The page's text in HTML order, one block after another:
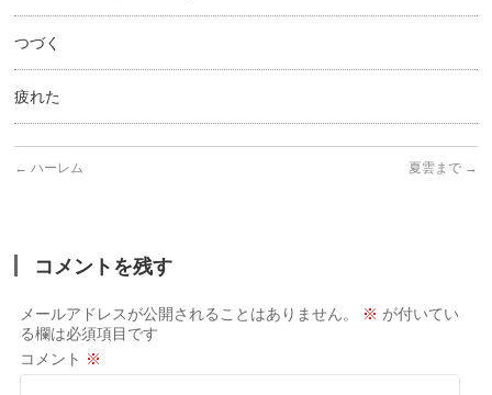
つづく
疲れた
← ハーレム 夏雲まで →
コメントを残す
メールアドレスが公開されることはありません。 ※ が付いてい
る欄は必須項目です
コメント ※